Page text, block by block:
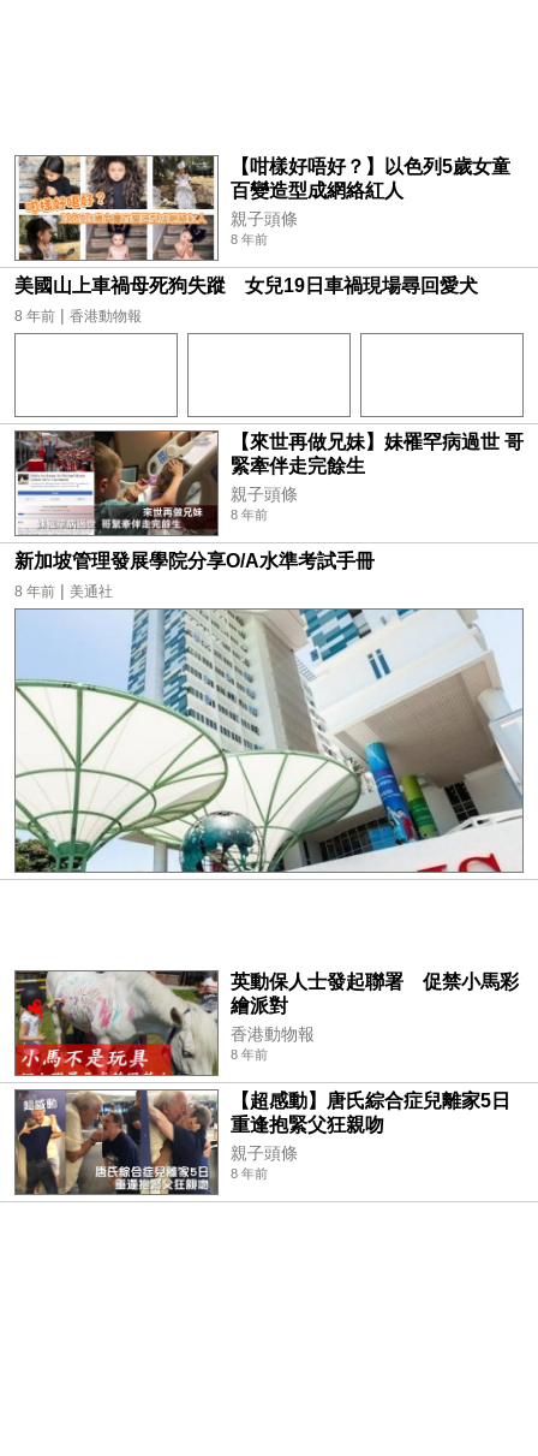
【咁樣好唔好？】以色列5歲女童
百變造型成網絡紅人
親子頭條
8 年前
美國山上車禍母死狗失蹤 女兒19日車禍現場尋回愛犬
8 年前 | 香港動物報
【來世再做兄妹】妹罹罕病過世 哥
緊牽伴走完餘生
親子頭條
8 年前
新加坡管理發展學院分享O/A水準考試手冊
8 年前 | 美通社
英動保人士發起聯署 促禁小馬彩
繪派對
香港動物報
8 年前
【超感動】唐氏綜合症兒離家5日
重逢抱緊父狂親吻
親子頭條
8 年前